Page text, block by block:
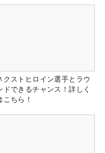
クストヒロイン選手とラウ
ドできるチャンス！詳しく
こちら！